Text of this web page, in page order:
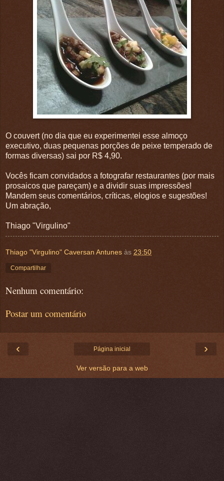
O couvert (no dia que eu experimentei esse almoço
executivo, duas pequenas porções de peixe temperado de
formas diversas) sai por R$ 4,90.
Vocês ficam convidados a fotografar restaurantes (por mais
prosaicos que pareçam) e a dividir suas impressões!
Mandem seus comentários, críticas, elogios e sugestões!
Um abração,
Thiago "Virgulino"
Thiago "Virgulino" Caversan Antunes às 23:50
Compartilhar
Nenhum comentário:
Postar um comentário
‹ ›
Página inicial
Ver versão para a web